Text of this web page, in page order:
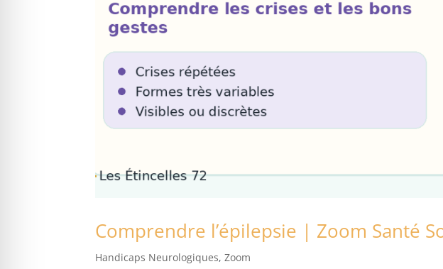
Comprendre l’épilepsie | Zoom Santé
Handicaps Neurologiques,Zoom